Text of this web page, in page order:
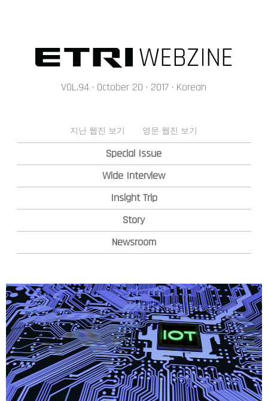
VOL.94 · October 20 · 2017 · Korean
지난 웹진 보기 영문 웹진 보기
Special Issue
Wide Interview
Insight Trip
Story
Newsroom